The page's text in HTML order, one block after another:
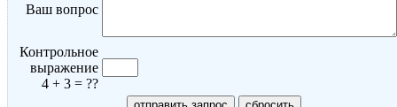
Ваш вопрос
Контрольное
выражение
4 + 3 = ??